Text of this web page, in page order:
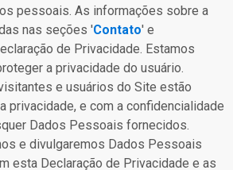
pessoais. As informações sobre a
nas seções 'Contato' e
de Privacidade. Estamos
a privacidade do usuário.
e usuários do Site estão
privacidade, e com a confidencialidade
Dados Pessoais fornecidos.
e divulgaremos Dados Pessoais
esta Declaração de Privacidade e as